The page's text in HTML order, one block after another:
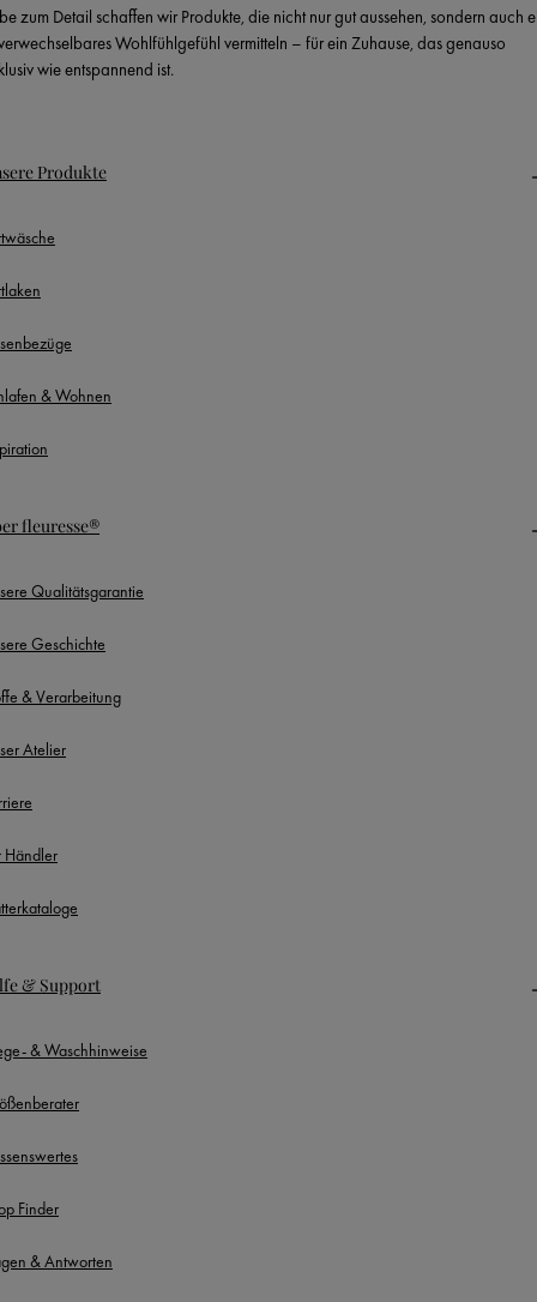
zum Detail schaffen wir Produkte, die nicht nur gut aussehen, sondern auch
Wohlfühlgefühl vermitteln – für ein Zuhause, das genauso
wie entspannend ist.
Produkte
& Wohnen
fleuresse®
Qualitätsgarantie
Geschichte
& Verarbeitung
Atelier
Händler
& Support
& Waschhinweise
Finder
& Antworten